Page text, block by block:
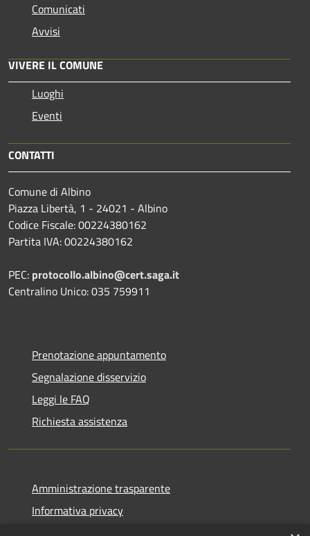
Comunicati
Avvisi
VIVERE IL COMUNE
Luoghi
Eventi
CONTATTI
Comune di Albino
Piazza Libertà, 1 - 24021 - Albino
Codice Fiscale: 00224380162
Partita IVA: 00224380162
PEC: protocollo.albino@cert.saga.it
Centralino Unico: 035 759911
Prenotazione appuntamento
Segnalazione disservizio
Leggi le FAQ
Richiesta assistenza
Amministrazione trasparente
Informativa privacy